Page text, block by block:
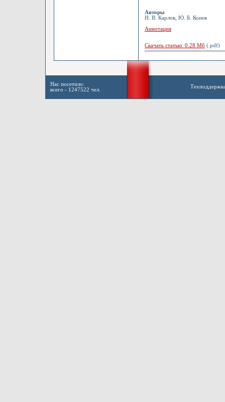
Авторы
Н. В. Карлов, Ю. Б. Конев
Аннотация
Скачать статью 0.28 Мб (.pdf)
Нас посетило:
всего - 1247522 чел.